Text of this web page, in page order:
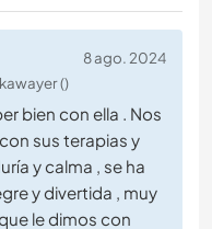
8 ago. 2024
()
bien con ella . Nos
sus terapias y
y calma , se ha
y divertida , muy
le dimos con